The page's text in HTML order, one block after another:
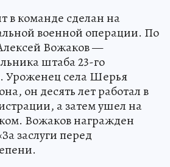
в команде сделан на
военной операции. По
Вожаков —
штаба 23-го
Уроженец села Шерья
он десять лет работал в
а затем ушел на
Вожаков награжден
заслуги перед